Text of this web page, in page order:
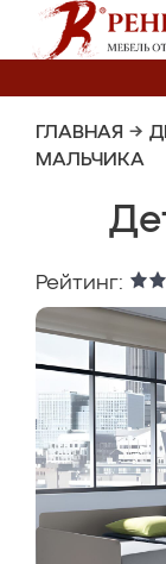
ГЛАВНАЯ →
МАЛЬЧИКА
Рейтинг: